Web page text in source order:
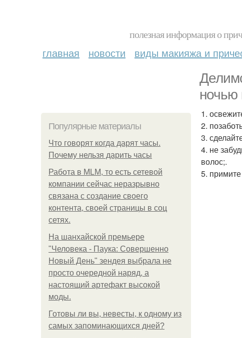
полезная информация о
главная новости виды макияжа и
ночью
Популярные материалы
Что говорят когда дарят часы.
Почему нельзя дарить часы
Работа в MLM, то есть сетевой
компании сейчас неразрывно
связана с создание своего
контента, своей страницы в соц
сетях.
На шанхайской премьере
"Человека - Паука: Совершенно
Новый День" зендея выбрала не
просто очередной наряд, а
настоящий артефакт высокой
моды.
Готовы ли вы, невесты, к одному из
самых запоминающихся дней?
1.
2.
3.
4. не
волос;.
5.